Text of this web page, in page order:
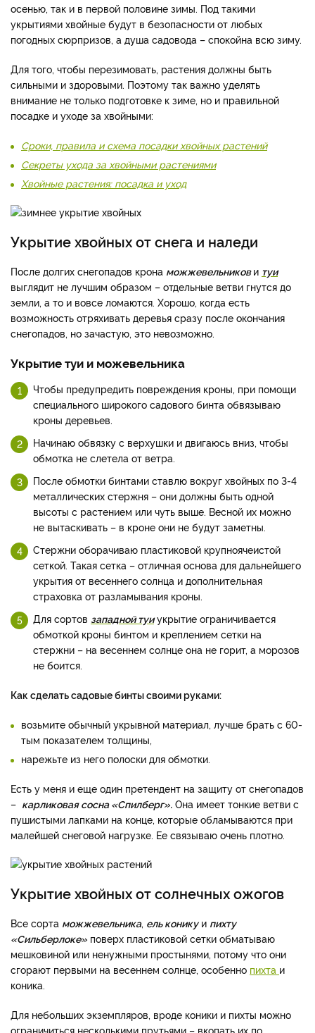
осенью, так и в первой половине зимы. Под такими
укрытиями хвойные будут в безопасности от любых
погодных сюрпризов, а душа садовода – спокойна всю зиму.
Для того, чтобы перезимовать, растения должны быть
сильными и здоровыми. Поэтому так важно уделять
внимание не только подготовке к зиме, но и правильной
посадке и уходе за хвойными:
Сроки, правила и схема посадки хвойных растений
Секреты ухода за хвойными растениями
Хвойные растения: посадка и уход
Укрытие хвойных от снега и наледи
После долгих снегопадов крона можжевельникови туи
выглядит не лучшим образом – отдельные ветви гнутся до
земли, а то и вовсе ломаются. Хорошо, когда есть
возможность отряхивать деревья сразу после окончания
снегопадов, но зачастую, это невозможно.
Укрытие туи и можевельника
Чтобы предупредить повреждения кроны, при помощи
специального широкого садового бинта обвязываю
кроны деревьев.
Начинаю обвязку с верхушки и двигаюсь вниз, чтобы
обмотка не слетела от ветра.
После обмотки бинтами ставлю вокруг хвойных по 3-4
металлических стержня – они должны быть одной
высоты с растением или чуть выше. Весной их можно
не вытаскивать – в кроне они не будут заметны.
Стержни оборачиваю пластиковой крупноячеистой
сеткой. Такая сетка – отличная основа для дальнейшего
укрытия от весеннего солнца и дополнительная
страховка от разламывания кроны.
Для сортов западной туиукрытие ограничивается
обмоткой кроны бинтом и креплением сетки на
стержни – на весеннем солнце она не горит, а морозов
не боится.
Как сделать садовые бинты своими руками:
возьмите обычный укрывной материал, лучше брать с 60-
тым показателем толщины,
нарежьте из него полоски для обмотки.
Есть у меня и еще один претендент на защиту от снегопадов
– карликовая сосна «Спилберг». Она имеет тонкие ветви с
пушистыми лапками на конце, которые обламываются при
малейшей снеговой нагрузке. Ее связываю очень плотно.
Укрытие хвойных от солнечных ожогов
Все сорта можжевельника, ель коникуи пихту
«Сильберлоке» поверх пластиковой сетки обматываю
мешковиной или ненужными простынями, потому что они
сгорают первыми на весеннем солнце, особенно пихта и
коника.
Для небольших экземпляров, вроде коники и пихты можно
ограничиться несколькими прутьями – вкопать их по